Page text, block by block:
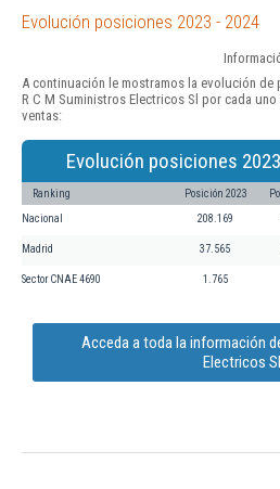
Evolución posiciones 2023 - 2024
A continuación le mostramos la evolución de
R C M Suministros Electricos Sl por cada
ventas:
Evolución posiciones
Ranking Posición 2023
Nacional 208.169
Madrid 37.565
Sector CNAE 4690 1.765
Acceda a toda la información
Electricos Sl